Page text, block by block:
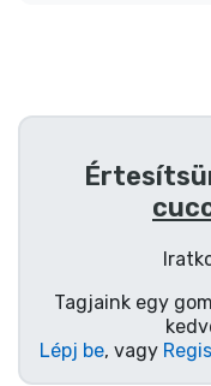
Tagjaink egy
Lépj be, vagy
Filmes cuccok
Animés